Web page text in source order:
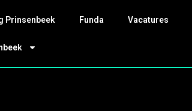
Prinsenbeek Funda Vacatures